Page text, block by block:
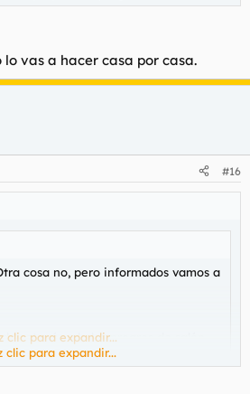
vas a hacer casa por casa.
#16
cosa no, pero informados vamos a
setapé y de los progres de salón.
clic para expandir...
clic para expandir...